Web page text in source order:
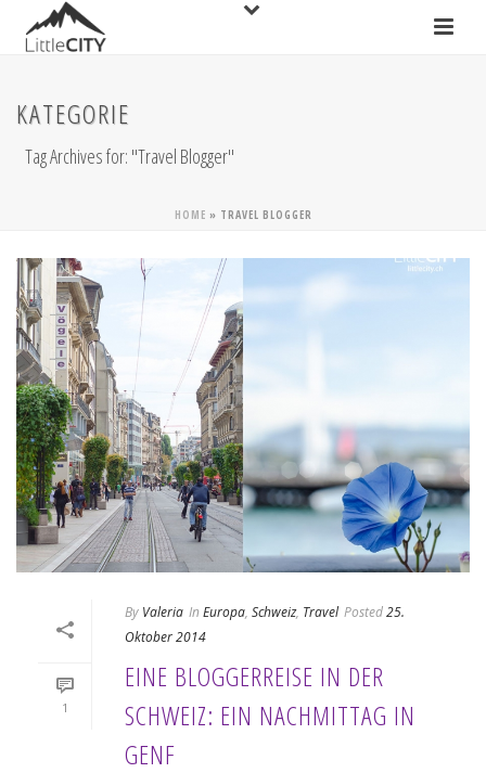
KATEGORIE
Tag Archives for: "Travel Blogger"
HOME » TRAVEL BLOGGER
1
By Valeria In Europa, Schweiz, Travel Posted25.
Oktober 2014
EINE BLOGGERREISE IN DER
SCHWEIZ: EIN NACHMITTAG IN
GENF